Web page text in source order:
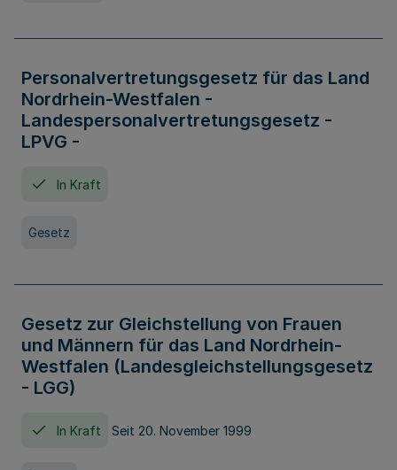
Personalvertretungsgesetz für das Land
Nordrhein-Westfalen -
Landespersonalvertretungsgesetz -
LPVG -
In Kraft
Gesetz
Gesetz zur Gleichstellung von Frauen
und Männern für das Land Nordrhein-
Westfalen (Landesgleichstellungsgesetz
- LGG)
In Kraft Seit 20. November 1999